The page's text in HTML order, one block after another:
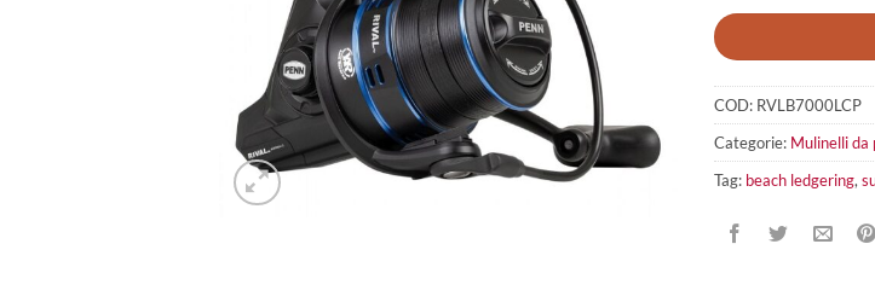
COD: RVLB7000LCP
Categorie: Mulinelli da
Tag: beach ledgering,